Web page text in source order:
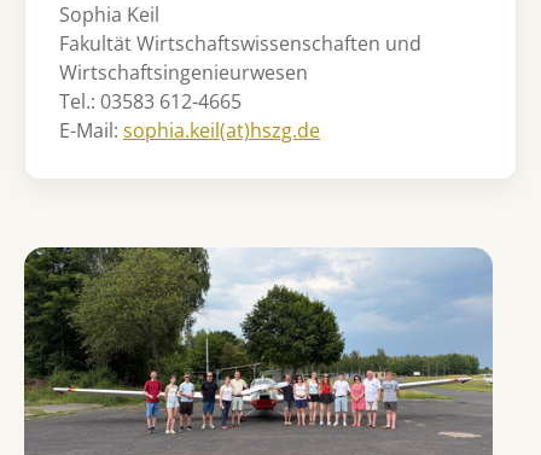
Sophia Keil
Fakultät Wirtschaftswissenschaften und
Wirtschaftsingenieurwesen
Tel.: 03583 612-4665
E-Mail: sophia.keil(at)hszg.de